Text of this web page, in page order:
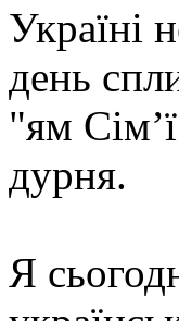
Україні
день
"ям
дурня.
Я